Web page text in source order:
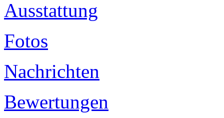
Ausstattung
Fotos
Nachrichten
Bewertungen